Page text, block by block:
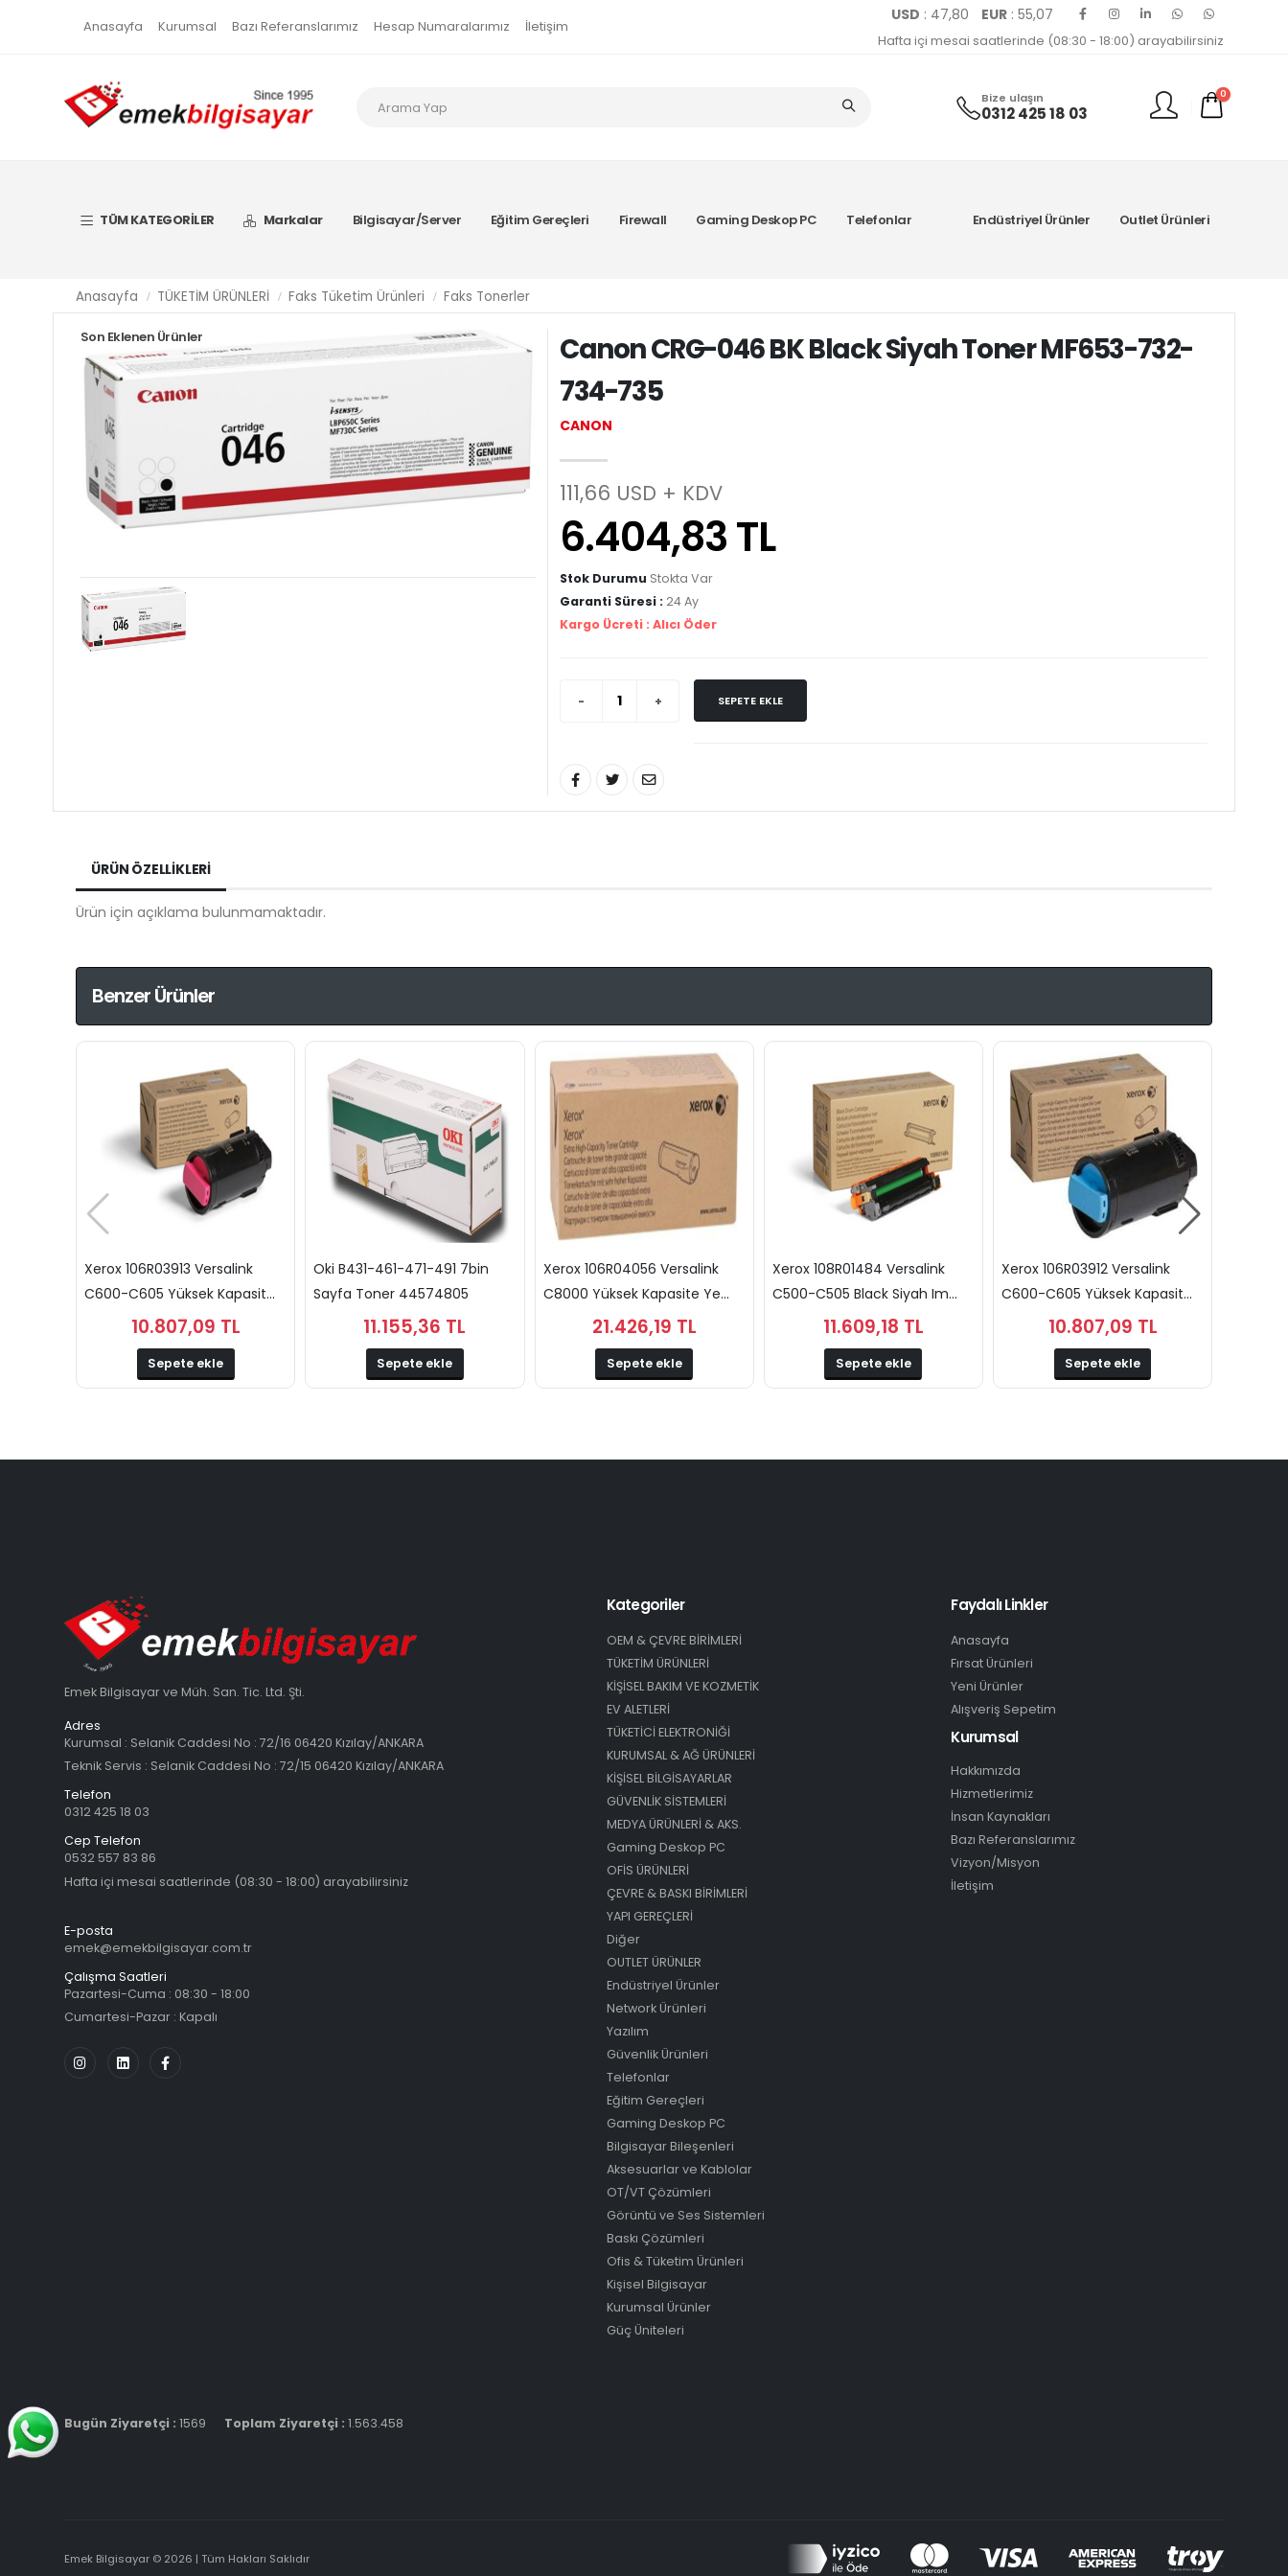
Anasayfa Kurumsal Bazı Referanslarımız Hesap Numaralarımız İletişim
USD : 47,80 EUR: 55,07
Hafta içi mesai saatlerinde (08:30 - 18:00) arayabilirsiniz
Bize ulaşın
0312 425 18 03
0
TÜM KATEGORİLER Markalar Bilgisayar/Server Eğitim Gereçleri Firewall Gaming Deskop PC Telefonlar Endüstriyel Ürünler Outlet Ürünleri
Son Eklenen Ürünler
Anasayfa TÜKETİM ÜRÜNLERİ Faks Tüketim Ürünleri Faks Tonerler
Canon CRG-046 BK Black Siyah Toner MF653-732-
734-735
CANON
111,66 USD + KDV
6.404,83 TL
Stok Durumu Stokta Var
Garanti Süresi : 24 Ay
Kargo Ücreti : Alıcı Öder
SEPETE EKLE
ÜRÜN ÖZELLIKLERI
Ürün için açıklama bulunmamaktadır.
Benzer Ürünler
Xerox 106R03913 Versalink
C600-C605 Yüksek Kapasit...
10.807,09 TL
Sepete ekle
Oki B431-461-471-491 7bin
Sayfa Toner 44574805
11.155,36 TL
Sepete ekle
Xerox 106R04056 Versalink
C8000 Yüksek Kapasite Ye...
21.426,19 TL
Sepete ekle
Xerox 108R01484 Versalink
C500-C505 Black Siyah Im...
11.609,18 TL
Sepete ekle
Xerox 106R03912 Versalink
C600-C605 Yüksek Kapasit...
10.807,09 TL
Sepete ekle
Emek Bilgisayar ve Müh. San. Tic. Ltd. Şti.
Adres
Kurumsal : Selanik Caddesi No : 72/16 06420 Kızılay/ANKARA
Teknik Servis : Selanik Caddesi No : 72/15 06420 Kızılay/ANKARA
Telefon
0312 425 18 03
Cep Telefon
0532 557 83 86
Hafta içi mesai saatlerinde (08:30 - 18:00) arayabilirsiniz
E-posta
emek@emekbilgisayar.com.tr
Çalışma Saatleri
Pazartesi-Cuma : 08:30 - 18:00
Cumartesi-Pazar : Kapalı
Kategoriler
OEM & ÇEVRE BİRİMLERİ
TÜKETİM ÜRÜNLERİ
KİŞİSEL BAKIM VE KOZMETİK
EV ALETLERİ
TÜKETİCİ ELEKTRONİĞİ
KURUMSAL & AĞ ÜRÜNLERİ
KİŞİSEL BİLGİSAYARLAR
GÜVENLİK SİSTEMLERİ
MEDYA ÜRÜNLERİ & AKS.
Gaming Deskop PC
OFİS ÜRÜNLERİ
ÇEVRE & BASKI BİRİMLERİ
YAPI GEREÇLERİ
Diğer
OUTLET ÜRÜNLER
Endüstriyel Ürünler
Network Ürünleri
Yazılım
Güvenlik Ürünleri
Telefonlar
Eğitim Gereçleri
Gaming Deskop PC
Bilgisayar Bileşenleri
Aksesuarlar ve Kablolar
OT/VT Çözümleri
Görüntü ve Ses Sistemleri
Baskı Çözümleri
Ofis & Tüketim Ürünleri
Kişisel Bilgisayar
Kurumsal Ürünler
Güç Üniteleri
Faydalı Linkler
Anasayfa
Fırsat Ürünleri
Yeni Ürünler
Alışveriş Sepetim
Kurumsal
Hakkımızda
Hizmetlerimiz
İnsan Kaynakları
Bazı Referanslarımız
Vizyon/Misyon
İletişim
Bugün Ziyaretçi :1569 Toplam Ziyaretçi :1.563.458
Emek Bilgisayar © 2026 | Tüm Hakları Saklıdır